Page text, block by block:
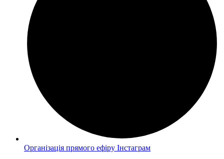
Організація прямого ефіру Інстаграм